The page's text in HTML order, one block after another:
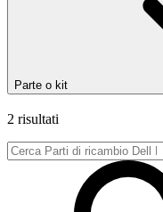
Parte o kit
2 risultati